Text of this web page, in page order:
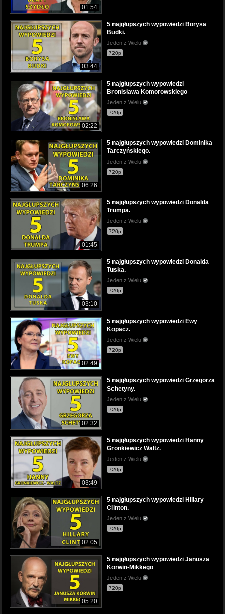
01:54
03:44
5 najgłupszych wypowiedzi Borysa
Budki.
Jeden z Wielu
720p
02:22
5 najgłupszych wypowiedzi
Bronisława Komorowskiego
Jeden z Wielu
720p
06:26
5 najgłupszych wypowiedzi Dominika
Tarczyńskiego.
Jeden z Wielu
720p
01:45
5 najgłupszych wypowiedzi Donalda
Trumpa.
Jeden z Wielu
720p
03:10
5 najgłupszych wypowiedzi Donalda
Tuska.
Jeden z Wielu
720p
02:49
5 najgłupszych wypowiedzi Ewy
Kopacz.
Jeden z Wielu
720p
02:32
5 najgłupszych wypowiedzi Grzegorza
Schetyny.
Jeden z Wielu
720p
03:49
5 najgłupszych wypowiedzi Hanny
Gronkiewicz Waltz.
Jeden z Wielu
720p
02:05
5 najgłupszych wypowiedzi Hillary
Clinton.
Jeden z Wielu
720p
05:20
5 najgłupszych wypowiedzi Janusza
Korwin-Mikkego
Jeden z Wielu
720p